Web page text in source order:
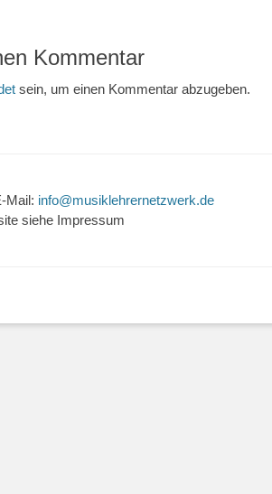
Kommentar
sein, um einen Kommentar abzugeben.
Mail: info@musiklehrernetzwerk.de
siehe Impressum